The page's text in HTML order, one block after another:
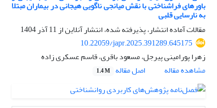
باورهای فراشناختی با نقش میانجی ناگویی هیجانی در بیماران مبتلا
به نارسایی قلبی
مقالات آماده انتشار، پذیرفته شده، انتشار آنلاین از11 آذر 1404
10.22059/japr.2025.391289.645175
زهرا پورامینی پیرجل، مسعود باقری، قاسم عسکری زاده
مشاهده مقاله
اصل مقاله 1.4 M